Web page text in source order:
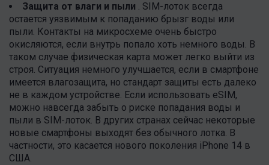
Защита от влаги и пыли . SIM-лоток всегда
остается уязвимым к попаданию брызг воды или
пыли. Контакты на микросхеме очень быстро
окисляются, если внутрь попало хоть немного воды. В
таком случае физическая карта может легко выйти из
строя. Ситуация немного улучшается, если в смартфоне
имеется влагозащита, но стандарт защиты есть далеко
не в каждом устройстве. Если использовать eSIM,
можно навсегда забыть о риске попадания воды и
пыли в SIM-лоток. В других странах сейчас некоторые
новые смартфоны выходят без обычного лотка. В
частности, это касается нового поколения iPhone 14 в
США.